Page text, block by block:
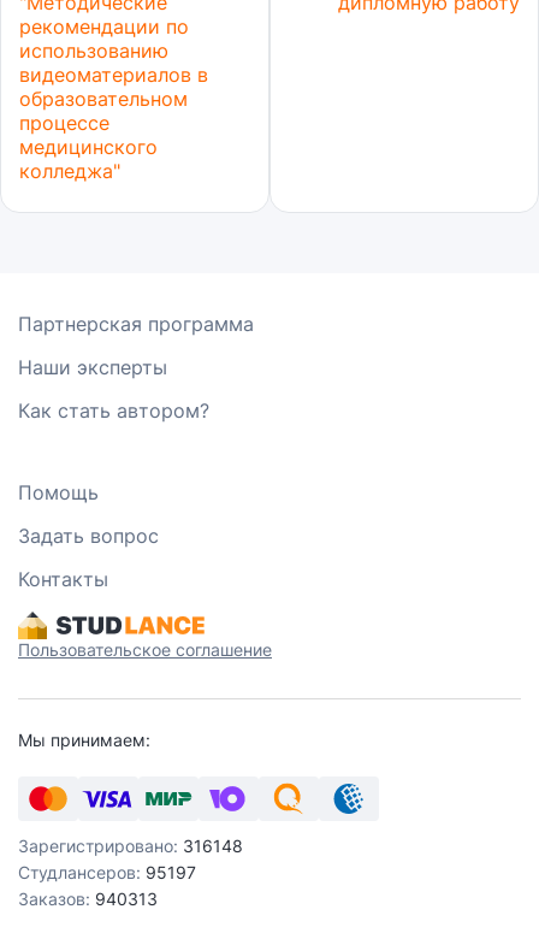
рекомендации по
использованию
видеоматериалов в
образовательном
процессе
медицинского
колледжа"
Партнерская программа
Наши эксперты
Как стать автором?
Помощь
Задать вопрос
Контакты
Пользовательское соглашение
Мы принимаем:
Зарегистрировано: 316148
Студлансеров: 95197
Заказов: 940313